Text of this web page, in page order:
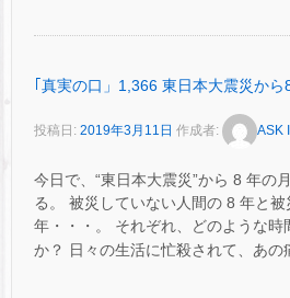
｢真実の口」1,366 東日本大震災から
投稿日: 2019年3月11日 作成者: ASK
今日で、“東日本大震災”から 8 年の
る。 被災していない人間の 8 年と
年・・・。 それぞれ、どのような時
か？ 日々の生活に忙殺されて、あの